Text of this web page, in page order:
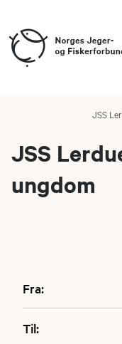
JSS
JSS
ungdom
Fra:
Til: